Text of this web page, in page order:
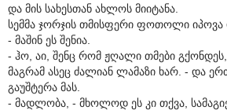
და მის სახესთან ახლოს მიიტანა.
სემმა ჯორჯის თმისფერი ფოთოლი იპოვა
- მაშინ ეს შენია.
- ჰო, აი, შენც რომ ჟღალი თმები გქონდეს,
მაგრამ ასეც ძალიან ლამაზი ხარ. - და
გაუშტერა მას.
- მადლობა, - მხოლოდ ეს კი თქვა,